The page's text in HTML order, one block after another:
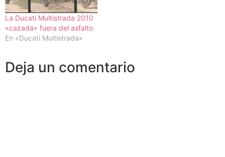
La Ducati Multistrada 2010
«cazada» fuera del asfalto
En «Ducati Multistrada»
Deja un comentario